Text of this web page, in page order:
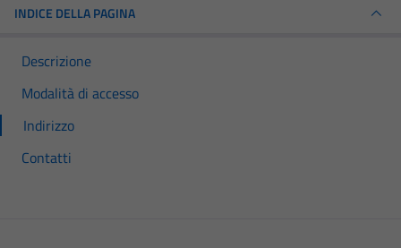
INDICE DELLA PAGINA
Descrizione
Modalità di accesso
Indirizzo
Contatti